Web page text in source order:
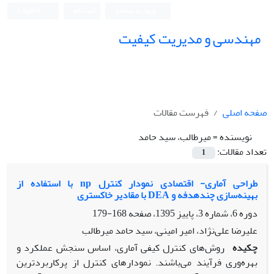
مهندسی و مدیریت کیفیت
صفحه اصلی
فهرست مقالات
نویسنده =میرطالب، سید حامد
تعداد مقالات:
1
طراحی آماری- اقتصادی نمودار کنترل np با استفاده از
بهینه‌سازی چند‌هدفه و DEA با مقادیر خاکستری
دوره 6، شماره 3، پاییز 1395، صفحه
168-179
علیرضا علی‌نژاد، امیر امینی، سید حامد میرطالب
چکیده روش‌های کنترل کیفی آماری، اساس سنجش عملکرد و
بهره‌وری فرآیند می‌باشند. نمودارهای کنترل از پرکاربردترین